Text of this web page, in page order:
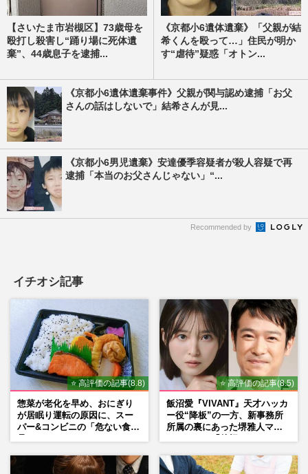
【さいたま市岩槻区】73歳母を
殴打し殺害し“踊り場に死体遺
棄”、44歳息子を逮捕...
《京都小6遺体遺棄》「父親が結
希くんを殴って…」住民が明か
す“虐待”疑惑「オトン...
《京都小6遺体遺棄事件》父親が関与認め逮捕「お父
さんの話はしないで」結希さんが見...
《京都小6男児遺棄》安達優季容疑者が殺人容疑で再
逮捕「本当のお父さんじゃない」“...
Recommended by
イチオシ記事
⭐ 高評価の記事(8.8)
惣菜が老化を早め、おにぎり
が居眠り運転の原因に、スー
パー&コンビニの「危ない食
⭐ 高評価の記事(8.5)
飯沼愛『VIVANT』天才ハッカ
ー役“降板”の一方、新事務所
所属の裏にあった堺雅人マネ